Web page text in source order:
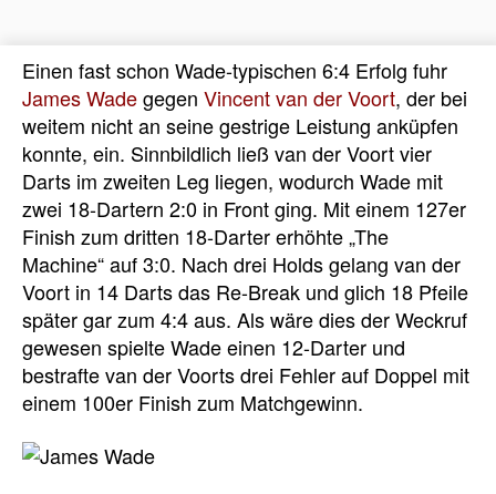
Einen fast schon Wade-typischen 6:4 Erfolg fuhr
James Wadegegen Vincent van der Voort, der bei
weitem nicht an seine gestrige Leistung anküpfen
konnte, ein. Sinnbildlich ließ van der Voort vier
Darts im zweiten Leg liegen, wodurch Wade mit
zwei 18-Dartern 2:0 in Front ging. Mit einem 127er
Finish zum dritten 18-Darter erhöhte „The
Machine“ auf 3:0. Nach drei Holds gelang van der
Voort in 14 Darts das Re-Break und glich 18 Pfeile
später gar zum 4:4 aus. Als wäre dies der Weckruf
gewesen spielte Wade einen 12-Darter und
bestrafte van der Voorts drei Fehler auf Doppel mit
einem 100er Finish zum Matchgewinn.